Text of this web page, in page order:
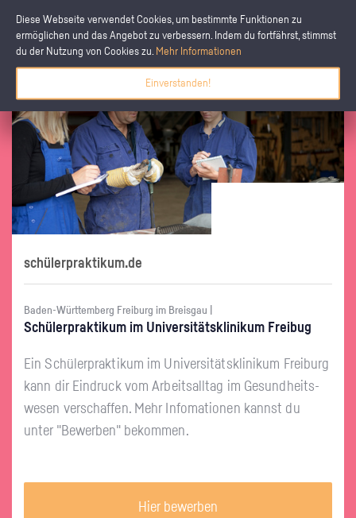
Diese Webseite verwendet Cookies, um bestimmte Funktionen zu
ermöglichen und das Angebot zu verbessern. Indem du fortfährst, stimmst
du der Nutzung von Cookies zu. Mehr Informationen
Einverstanden!
schülerpraktikum.de
Baden-Württemberg Freiburg im Breisgau |
Schü­ler­prak­ti­kum im Uni­ver­si­täts­kli­ni­kum Frei­bug
Ein Schü­ler­prak­ti­kum im Uni­ver­si­täts­kli­ni­kum Frei­burg
kann dir Ein­druck vom Ar­beits­all­tag im Ge­sund­heits­
we­sen ver­schaf­fen. Mehr In­fo­ma­tio­nen kannst du
unter "Be­wer­ben" be­kom­men.
Hier bewerben